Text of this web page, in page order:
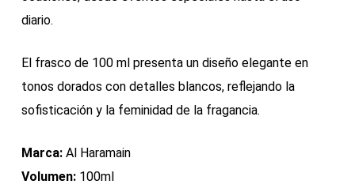
diario.
El frasco de 100 ml presenta un diseño elegante en
tonos dorados con detalles blancos, reflejando la
sofisticación y la feminidad de la fragancia.
Marca:Al Haramain
Volumen:100ml